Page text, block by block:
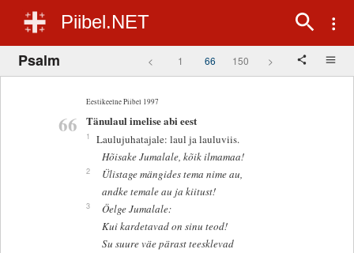
Piibel.NET
Psalm < 1 66 150 >
Eestikeelne Piibel 1997
66 Tänulaul imelise abi eest
1
Laulujuhatajale: laul ja lauluviis.
Hõisake Jumalale, kõik ilmamaa!
2
Ülistage mängides tema nime au,
andke temale au ja kiitust!
3
Öelge Jumalale:
Kui kardetavad on sinu teod!
Su suure väe pärast teesklevad